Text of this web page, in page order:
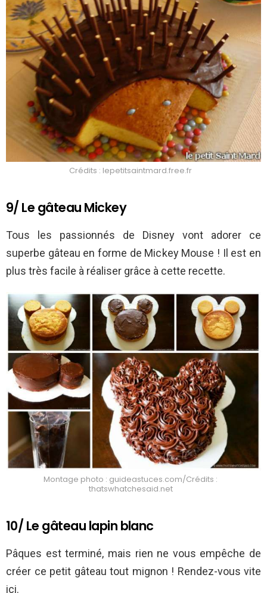
Crédits : lepetitsaintmard.free.fr
9/ Le gâteau Mickey
Tous les passionnés de Disney vont adorer ce
superbe gâteau en forme de Mickey Mouse ! Il est en
plus très facile à réaliser grâce à cette recette.
Montage photo : guideastuces.com/Crédits :
thatswhatchesaid.net
10/ Le gâteau lapin blanc
Pâques est terminé, mais rien ne vous empêche de
créer ce petit gâteau tout mignon ! Rendez-vous vite
ici.